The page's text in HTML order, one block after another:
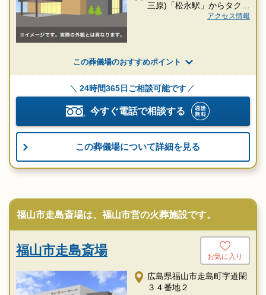
三原)「松永駅」からタクシ
アクセス情報
この葬儀場のおすすめポイント
24時間365日ご相談可能です
今すぐ電話で相談する
この葬儀場について詳細を見る
福山市走島斎場は、福山市営の火葬施設です。
福山市走島斎場 お気に入り
広島県福山市走島町字道閑
３４番地２